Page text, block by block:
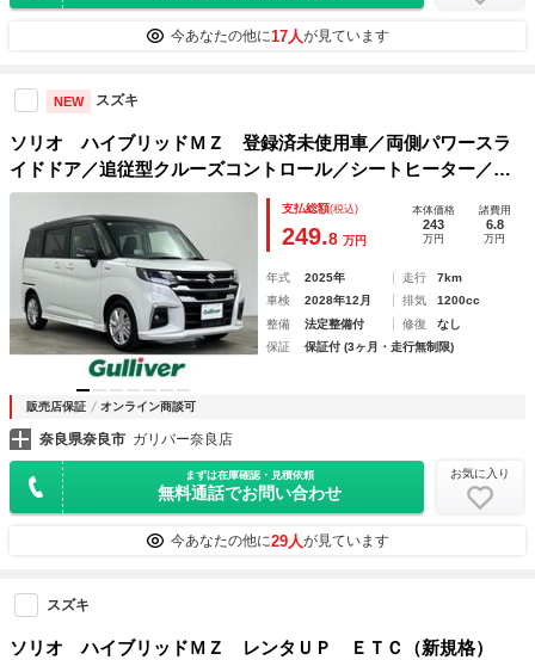
今あなたの他に17人が見ています
NEW スズキ
ソリオ ハイブリッドＭＺ 登録済未使用車／両側パワースラ
イドドア／追従型クルーズコントロール／シートヒーター／ブ
ラインドスポットモニター／電子パーキング／オートホールド
／ＬＥＤヘッドライト／ＬＥＤフォグランプ／スペアキー
支払総額(税込)
249.8 万円
本体価格
243
万円
諸費用
6.8
万円
年式 2025年 走行
7km
車検
2028年12月 排気
1200cc
整備
法定整備付 修復
なし
保証
保証付 (3ヶ月・走行無制限)
販売店保証 オンライン商談可
奈良県奈良市 ガリバー奈良店
まずは在庫確認・見積依頼
無料通話でお問い合わせ
お気に入り
今あなたの他に29人が見ています
スズキ
ソリオ ハイブリッドＭＺ レンタＵＰ ＥＴＣ（新規格）